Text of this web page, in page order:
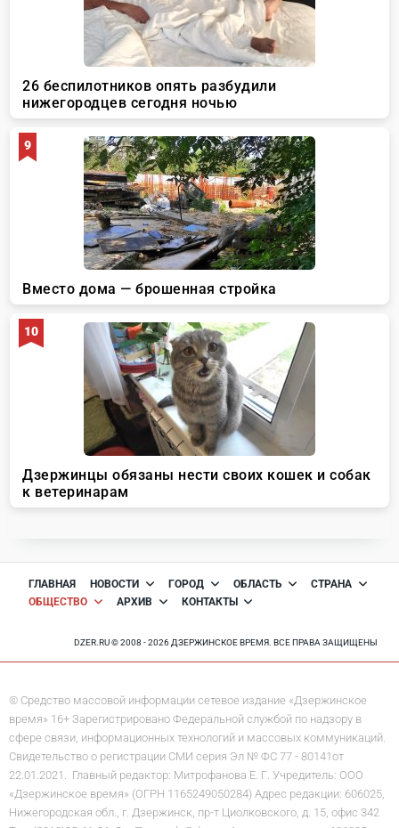
ГЛАВНАЯ НОВОСТИ ГОРОД ОБЛАСТЬ
СТРАНА
ОБЩЕСТВО
АРХИВ КОНТАКТЫ
DZER.RU © 2008 - 2026 ДЗЕРЖИНСКОЕ ВРЕМЯ. ВСЕ ПРАВА ЗАЩИЩЕНЫ
© Средство массовой информации сетевое издание «Дзержинское
время» 16+ Зарегистрировано Федеральной службой по надзору в
сфере связи, информационных технологий и массовых коммуникаций.
Свидетельство о регистрации СМИ серия Эл № ФС 77 - 80141от
22.01.2021. Главный редактор: Митрофанова Е. Г. Учредитель: ООО
«Дзержинское время» (ОГРН 1165249050284) Адрес редакции: 606025,
Нижегородская обл., г. Дзержинск, пр-т Циолковского, д. 15, офис 342